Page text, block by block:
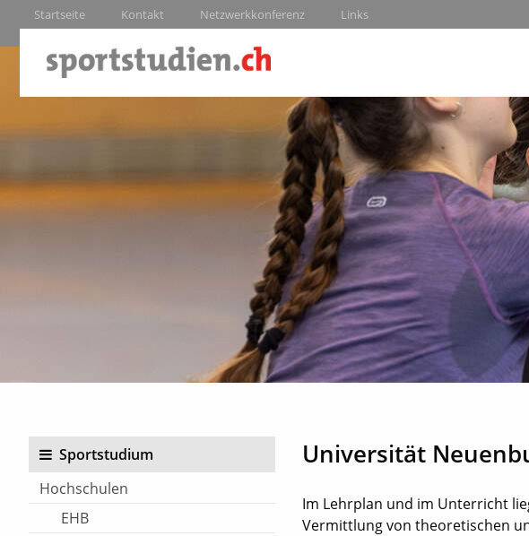
Startseite Kontakt Netzwerkkonferenz Links
Sportstudium
Hochschulen
EHB
Universität
Im Lehrplan und im Unterricht
Vermittlung von theoretischen